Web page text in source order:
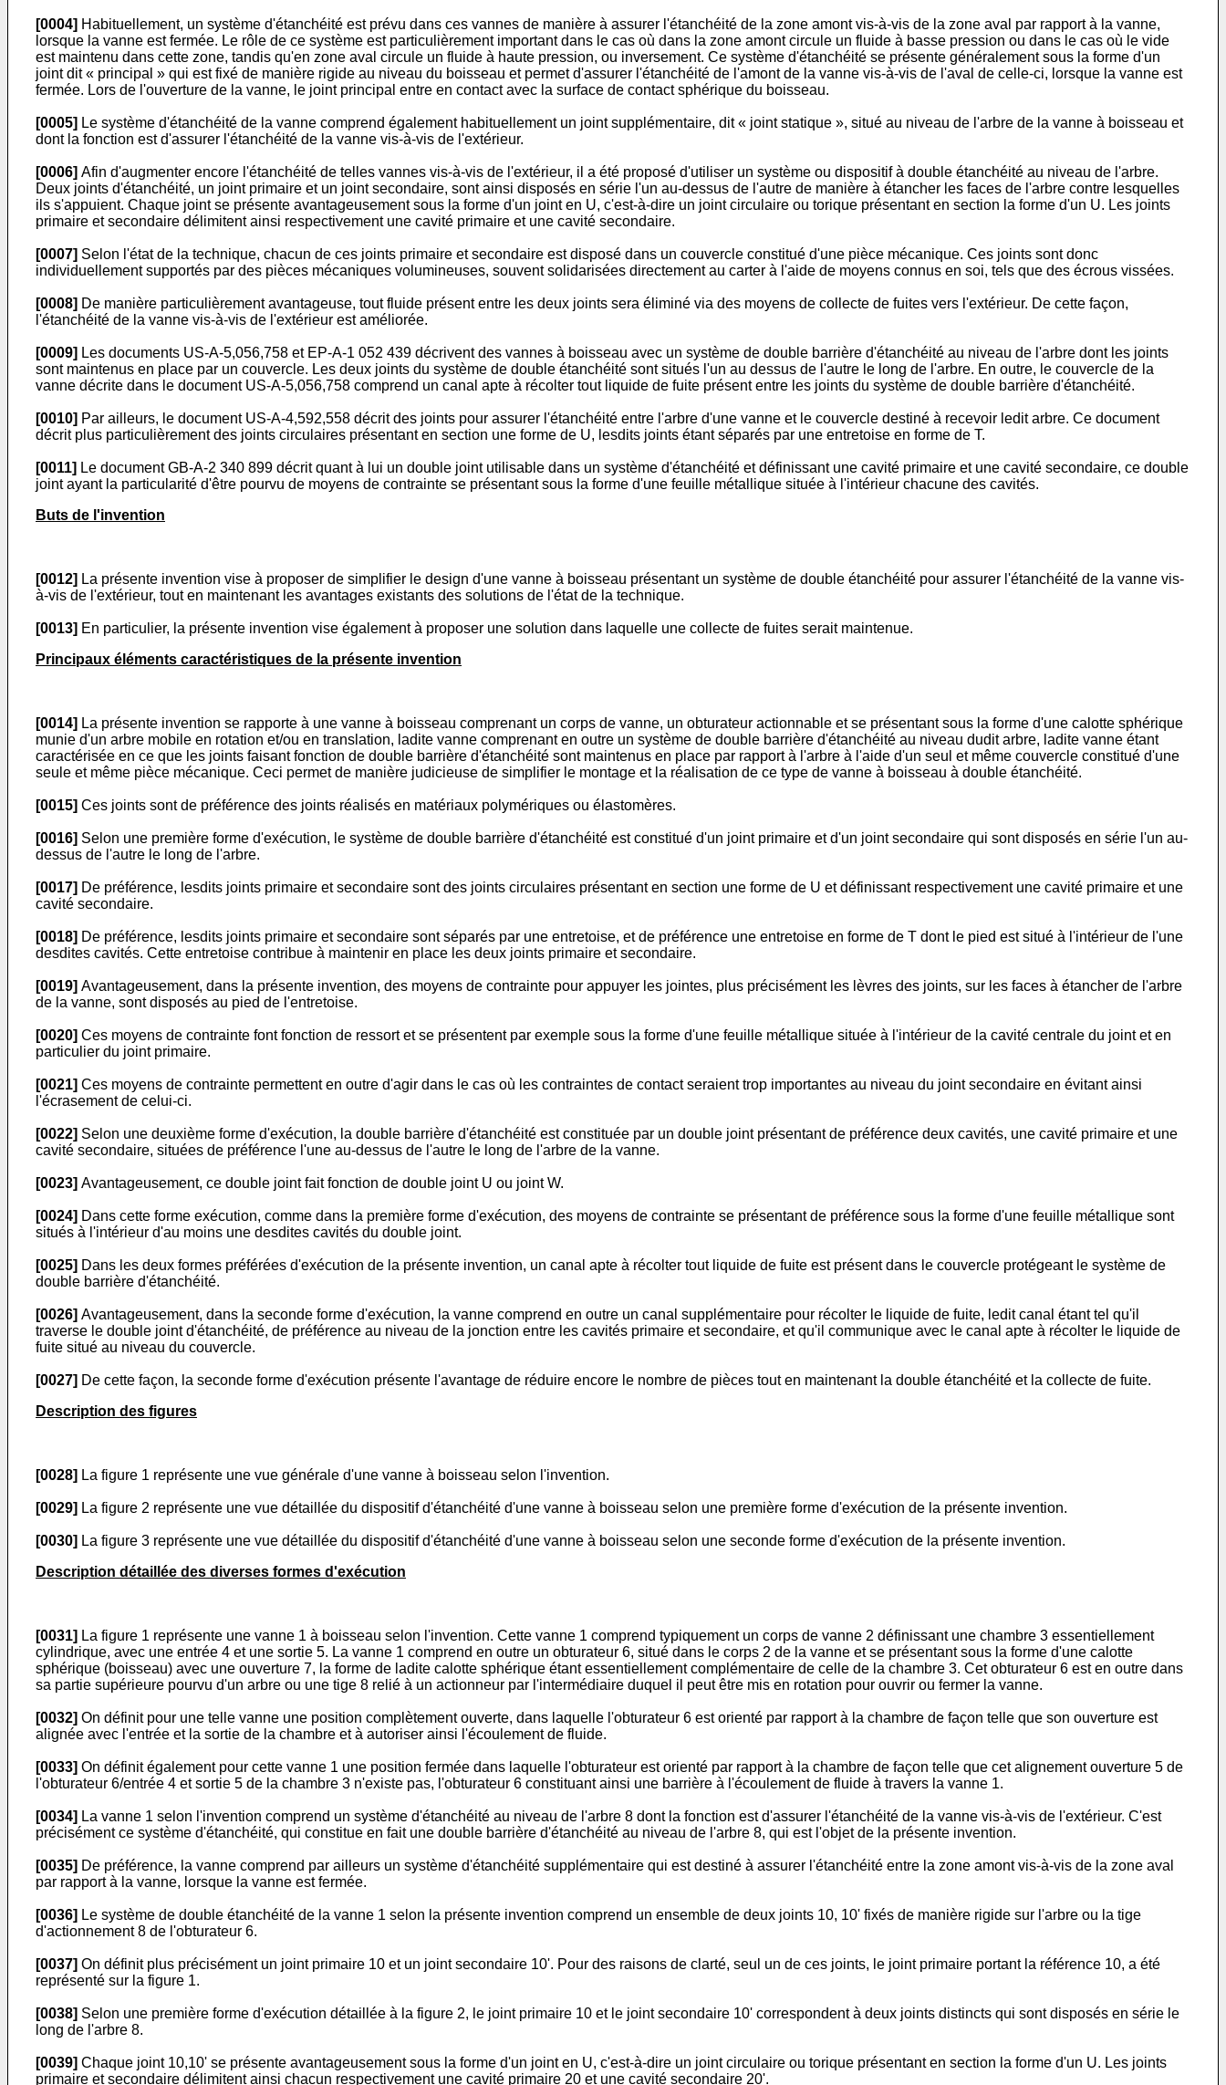
[0004] Habituellement, un système d'étanchéité est prévu dans ces vannes de manière à assurer l'étanchéité de la zone amont vis-à-vis de la zone aval par rapport à la vanne,
lorsque la vanne est fermée. Le rôle de ce système est particulièrement important dans le cas où dans la zone amont circule un fluide à basse pression ou dans le cas où le vide
est maintenu dans cette zone, tandis qu'en zone aval circule un fluide à haute pression, ou inversement. Ce système d'étanchéité se présente généralement sous la forme d'un
joint dit « principal » qui est fixé de manière rigide au niveau du boisseau et permet d'assurer l'étanchéité de l'amont de la vanne vis-à-vis de l'aval de celle-ci, lorsque la vanne est
fermée. Lors de l'ouverture de la vanne, le joint principal entre en contact avec la surface de contact sphérique du boisseau.
[0005] Le système d'étanchéité de la vanne comprend également habituellement un joint supplémentaire, dit « joint statique », situé au niveau de l'arbre de la vanne à boisseau et
dont la fonction est d'assurer l'étanchéité de la vanne vis-à-vis de l'extérieur.
[0006] Afin d'augmenter encore l'étanchéité de telles vannes vis-à-vis de l'extérieur, il a été proposé d'utiliser un système ou dispositif à double étanchéité au niveau de l'arbre.
Deux joints d'étanchéité, un joint primaire et un joint secondaire, sont ainsi disposés en série l'un au-dessus de l'autre de manière à étancher les faces de l'arbre contre lesquelles
ils s'appuient. Chaque joint se présente avantageusement sous la forme d'un joint en U, c'est-à-dire un joint circulaire ou torique présentant en section la forme d'un U. Les joints
primaire et secondaire délimitent ainsi respectivement une cavité primaire et une cavité secondaire.
[0007] Selon l'état de la technique, chacun de ces joints primaire et secondaire est disposé dans un couvercle constitué d'une pièce mécanique. Ces joints sont donc
individuellement supportés par des pièces mécaniques volumineuses, souvent solidarisées directement au carter à l'aide de moyens connus en soi, tels que des écrous vissées.
[0008] De manière particulièrement avantageuse, tout fluide présent entre les deux joints sera éliminé via des moyens de collecte de fuites vers l'extérieur. De cette façon,
l'étanchéité de la vanne vis-à-vis de l'extérieur est améliorée.
[0009] Les documents US-A-5,056,758 et EP-A-1 052 439 décrivent des vannes à boisseau avec un système de double barrière d'étanchéité au niveau de l'arbre dont les joints
sont maintenus en place par un couvercle. Les deux joints du système de double étanchéité sont situés l'un au dessus de l'autre le long de l'arbre. En outre, le couvercle de la
vanne décrite dans le document US-A-5,056,758 comprend un canal apte à récolter tout liquide de fuite présent entre les joints du système de double barrière d'étanchéité.
[0010] Par ailleurs, le document US-A-4,592,558 décrit des joints pour assurer l'étanchéité entre l'arbre d'une vanne et le couvercle destiné à recevoir ledit arbre. Ce document
décrit plus particulièrement des joints circulaires présentant en section une forme de U, lesdits joints étant séparés par une entretoise en forme de T.
[0011] Le document GB-A-2 340 899 décrit quant à lui un double joint utilisable dans un système d'étanchéité et définissant une cavité primaire et une cavité secondaire, ce double
joint ayant la particularité d'être pourvu de moyens de contrainte se présentant sous la forme d'une feuille métallique située à l'intérieur chacune des cavités.
Buts de l'invention
[0012] La présente invention vise à proposer de simplifier le design d'une vanne à boisseau présentant un système de double étanchéité pour assurer l'étanchéité de la vanne vis-
à-vis de l'extérieur, tout en maintenant les avantages existants des solutions de l'état de la technique.
[0013] En particulier, la présente invention vise également à proposer une solution dans laquelle une collecte de fuites serait maintenue.
Principaux éléments caractéristiques de la présente invention
[0014] La présente invention se rapporte à une vanne à boisseau comprenant un corps de vanne, un obturateur actionnable et se présentant sous la forme d'une calotte sphérique
munie d'un arbre mobile en rotation et/ou en translation, ladite vanne comprenant en outre un système de double barrière d'étanchéité au niveau dudit arbre, ladite vanne étant
caractérisée en ce que les joints faisant fonction de double barrière d'étanchéité sont maintenus en place par rapport à l'arbre à l'aide d'un seul et même couvercle constitué d'une
seule et même pièce mécanique. Ceci permet de manière judicieuse de simplifier le montage et la réalisation de ce type de vanne à boisseau à double étanchéité.
[0015] Ces joints sont de préférence des joints réalisés en matériaux polymériques ou élastomères.
[0016] Selon une première forme d'exécution, le système de double barrière d'étanchéité est constitué d'un joint primaire et d'un joint secondaire qui sont disposés en série l'un au-
dessus de l'autre le long de l'arbre.
[0017] De préférence, lesdits joints primaire et secondaire sont des joints circulaires présentant en section une forme de U et définissant respectivement une cavité primaire et une
cavité secondaire.
[0018] De préférence, lesdits joints primaire et secondaire sont séparés par une entretoise, et de préférence une entretoise en forme de T dont le pied est situé à l'intérieur de l'une
desdites cavités. Cette entretoise contribue à maintenir en place les deux joints primaire et secondaire.
[0019] Avantageusement, dans la présente invention, des moyens de contrainte pour appuyer les jointes, plus précisément les lèvres des joints, sur les faces à étancher de l'arbre
de la vanne, sont disposés au pied de l'entretoise.
[0020] Ces moyens de contrainte font fonction de ressort et se présentent par exemple sous la forme d'une feuille métallique située à l'intérieur de la cavité centrale du joint et en
particulier du joint primaire.
[0021] Ces moyens de contrainte permettent en outre d'agir dans le cas où les contraintes de contact seraient trop importantes au niveau du joint secondaire en évitant ainsi
l'écrasement de celui-ci.
[0022] Selon une deuxième forme d'exécution, la double barrière d'étanchéité est constituée par un double joint présentant de préférence deux cavités, une cavité primaire et une
cavité secondaire, situées de préférence l'une au-dessus de l'autre le long de l'arbre de la vanne.
[0023] Avantageusement, ce double joint fait fonction de double joint U ou joint W.
[0024] Dans cette forme exécution, comme dans la première forme d'exécution, des moyens de contrainte se présentant de préférence sous la forme d'une feuille métallique sont
situés à l'intérieur d'au moins une desdites cavités du double joint.
[0025] Dans les deux formes préférées d'exécution de la présente invention, un canal apte à récolter tout liquide de fuite est présent dans le couvercle protégeant le système de
double barrière d'étanchéité.
[0026] Avantageusement, dans la seconde forme d'exécution, la vanne comprend en outre un canal supplémentaire pour récolter le liquide de fuite, ledit canal étant tel qu'il
traverse le double joint d'étanchéité, de préférence au niveau de la jonction entre les cavités primaire et secondaire, et qu'il communique avec le canal apte à récolter le liquide de
fuite situé au niveau du couvercle.
[0027] De cette façon, la seconde forme d'exécution présente l'avantage de réduire encore le nombre de pièces tout en maintenant la double étanchéité et la collecte de fuite.
Description des figures
[0028] La figure 1 représente une vue générale d'une vanne à boisseau selon l'invention.
[0029] La figure 2 représente une vue détaillée du dispositif d'étanchéité d'une vanne à boisseau selon une première forme d'exécution de la présente invention.
[0030] La figure 3 représente une vue détaillée du dispositif d'étanchéité d'une vanne à boisseau selon une seconde forme d'exécution de la présente invention.
Description détaillée des diverses formes d'exécution
[0031] La figure 1 représente une vanne 1 à boisseau selon l'invention. Cette vanne 1 comprend typiquement un corps de vanne 2 définissant une chambre 3 essentiellement
cylindrique, avec une entrée 4 et une sortie 5. La vanne 1 comprend en outre un obturateur 6, situé dans le corps 2 de la vanne et se présentant sous la forme d'une calotte
sphérique (boisseau) avec une ouverture 7, la forme de ladite calotte sphérique étant essentiellement complémentaire de celle de la chambre 3. Cet obturateur 6 est en outre dans
sa partie supérieure pourvu d'un arbre ou une tige 8 relié à un actionneur par l'intermédiaire duquel il peut être mis en rotation pour ouvrir ou fermer la vanne.
[0032] On définit pour une telle vanne une position complètement ouverte, dans laquelle l'obturateur 6 est orienté par rapport à la chambre de façon telle que son ouverture est
alignée avec l'entrée et la sortie de la chambre et à autoriser ainsi l'écoulement de fluide.
[0033] On définit également pour cette vanne 1 une position fermée dans laquelle l'obturateur est orienté par rapport à la chambre de façon telle que cet alignement ouverture 5 de
l'obturateur 6/entrée 4 et sortie 5 de la chambre 3 n'existe pas, l'obturateur 6 constituant ainsi une barrière à l'écoulement de fluide à travers la vanne 1.
[0034] La vanne 1 selon l'invention comprend un système d'étanchéité au niveau de l'arbre 8 dont la fonction est d'assurer l'étanchéité de la vanne vis-à-vis de l'extérieur. C'est
précisément ce système d'étanchéité, qui constitue en fait une double barrière d'étanchéité au niveau de l'arbre 8, qui est l'objet de la présente invention.
[0035] De préférence, la vanne comprend par ailleurs un système d'étanchéité supplémentaire qui est destiné à assurer l'étanchéité entre la zone amont vis-à-vis de la zone aval
par rapport à la vanne, lorsque la vanne est fermée.
[0036] Le système de double étanchéité de la vanne 1 selon la présente invention comprend un ensemble de deux joints 10, 10' fixés de manière rigide sur l'arbre ou la tige
d'actionnement 8 de l'obturateur 6.
[0037] On définit plus précisément un joint primaire 10 et un joint secondaire 10'. Pour des raisons de clarté, seul un de ces joints, le joint primaire portant la référence 10, a été
représenté sur la figure 1.
[0038] Selon une première forme d'exécution détaillée à la figure 2, le joint primaire 10 et le joint secondaire 10' correspondent à deux joints distincts qui sont disposés en série le
long de l'arbre 8.
[0039] Chaque joint 10,10' se présente avantageusement sous la forme d'un joint en U, c'est-à-dire un joint circulaire ou torique présentant en section la forme d'un U. Les joints
primaire et secondaire délimitent ainsi chacun respectivement une cavité primaire 20 et une cavité secondaire 20'.